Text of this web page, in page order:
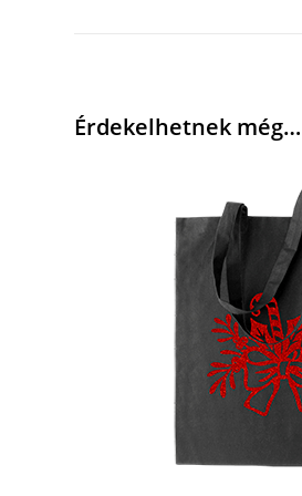
Érdekelhetnek még…